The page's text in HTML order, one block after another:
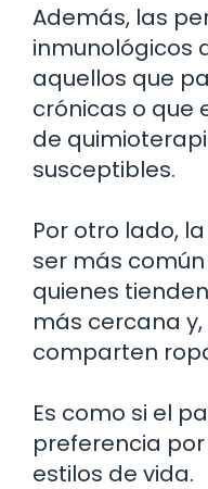
Además, las
inmunológicos
aquellos que
crónicas o que
de
susceptibles.
Por otro lado,
ser más
quienes
más cercana
comparten
Es como si el
preferencia
estilos de vida.